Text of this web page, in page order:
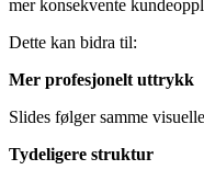
mer konsekvente
Dette kan bidra til:
Mer profesjonelt uttrykk
Slides følger samme
Tydeligere struktur